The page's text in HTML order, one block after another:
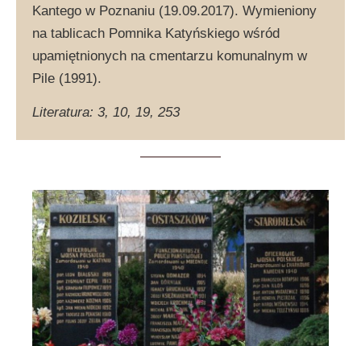
Kantego w Poznaniu (19.09.2017). Wymieniony
na tablicach Pomnika Katyńskiego wśród
upamiętnionych na cmentarzu komunalnym w
Pile (1991).
Literatura: 3, 10, 19, 253